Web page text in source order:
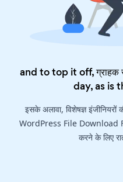
and to top it off, ग्राहक
day, as is
इसके अलावा, विशेषज्ञ
WordPress File Download
करने के लिए